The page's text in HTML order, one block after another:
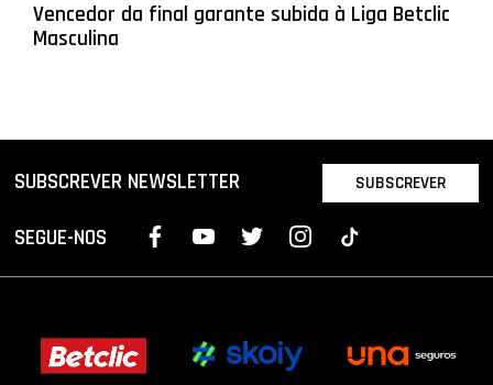
Vencedor da final garante subida à Liga Betclic
Masculina
SUBSCREVER NEWSLETTER SUBSCREVER
SEGUE-NOS